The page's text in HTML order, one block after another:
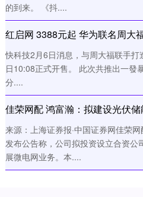
的到来。 《抖....
红启网 3388元起 华为联名周大
快科技2月6日消息，与周大福联手
日10:08正式开售。 此次共推出一發
分....
佳荣网配 鸿富瀚：拟建设光伏
来源：上海证券报·中国证券网佳荣
发布公告称，公司拟投资设立合资
展微电网业务。本....